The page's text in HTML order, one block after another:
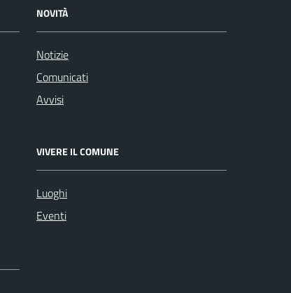
NOVITÀ
Notizie
Comunicati
Avvisi
VIVERE IL COMUNE
Luoghi
Eventi